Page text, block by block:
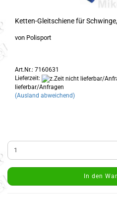
Ketten-Gleitschiene für
von Polisport
Art.Nr.: 7160631
Lieferzeit:
lieferbar/Anfragen
(Ausland abweichend)
In den